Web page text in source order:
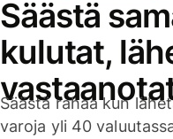
Säästä
kulutat,
Säästä rahaa kun
varoja yli 40